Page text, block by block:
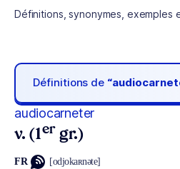
Définitions, synonymes, exemples
Définitions de
audiocarneter
v. (1er gr.)
FR [odjokaʀnəte]